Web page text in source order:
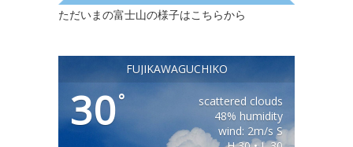
ただいまの富士山の様子はこちらから
FUJIKAWAGUCHIKO
30°
scattered clouds
48% humidity
wind: 2m/s S